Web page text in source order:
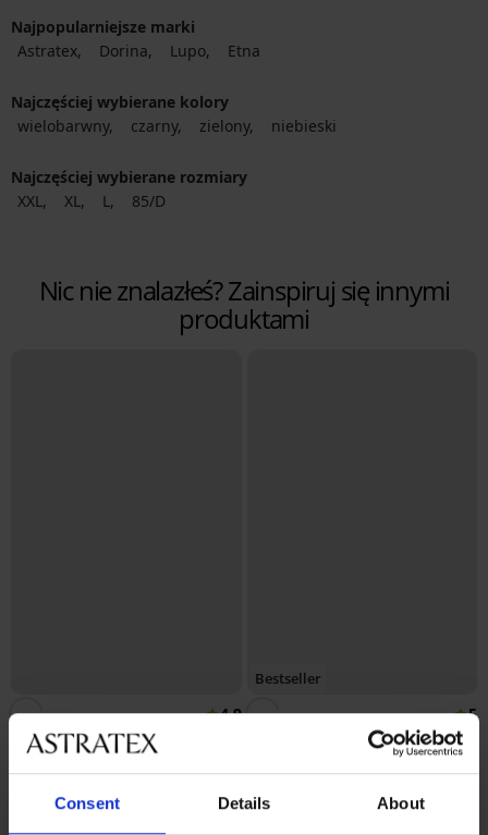
Consent Details About
Najpopularniejsze marki
Astratex
Dorina Lupo Etna
Najczęściej wybierane kolory
wielobarwny
czarny zielony niebieski
Najczęściej wybierane rozmiary
XXL
XL L 85/D
Nic nie znalazłeś? Zainspiruj się innymi
produktami
4,9
Biustonosz Spacer Flexicup
Bestseller
5
Biustonosz Spacer 3D Lady
Grace New
222,99 zł